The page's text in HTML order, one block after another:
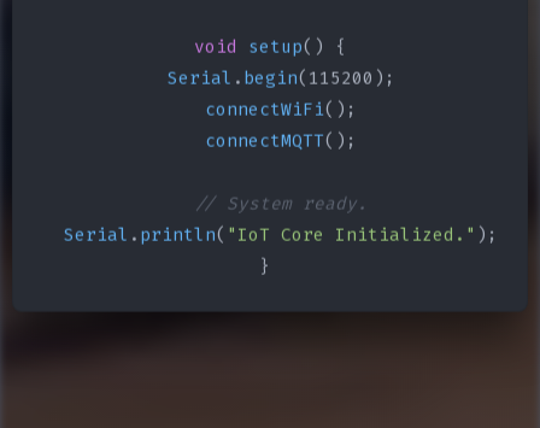
void setup() {
Serial . begin(115200);
connectWiFi();
connectMQTT();
// System ready.
Serial . println( "IoT Core Initialized." );
}